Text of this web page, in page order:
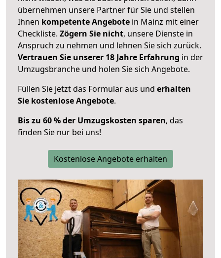
übernehmen unsere Partner für Sie und stellen
Ihnen kompetente Angebote in Mainz mit einer
Checkliste. Zögern Sie nicht, unsere Dienste in
Anspruch zu nehmen und lehnen Sie sich zurück.
Vertrauen Sie unserer 18 Jahre Erfahrung in der
Umzugsbranche und holen Sie sich Angebote.
Füllen Sie jetzt das Formular aus und erhalten
Sie kostenlose Angebote.
Bis zu 60 % der Umzugskosten sparen, das
finden Sie nur bei uns!
Kostenlose Angebote erhalten